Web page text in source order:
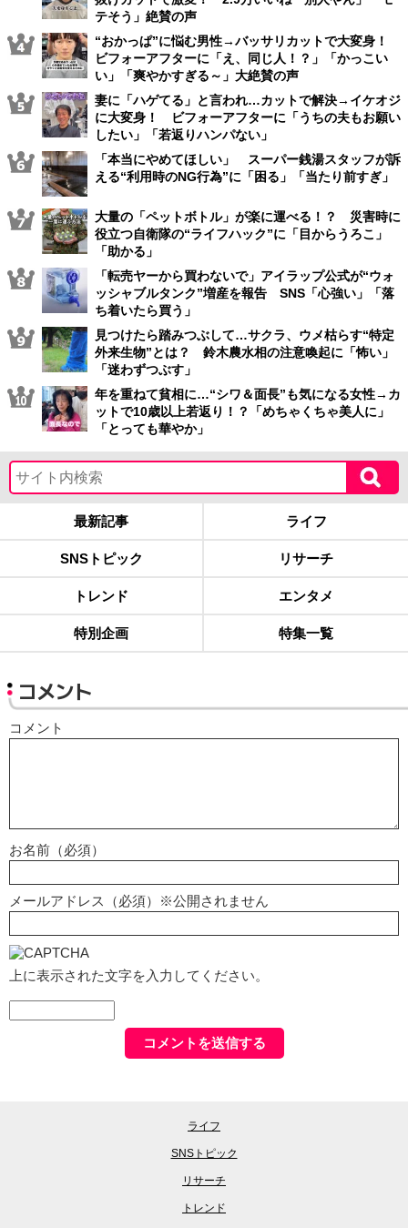
テそう」絶賛の声
“おかっぱ”に悩む男性→バッサリカットで大変身！
ビフォーアフターに「え、同じ人！？」「かっこい
い」「爽やかすぎる～」大絶賛の声
妻に「ハゲてる」と言われ…カットで解決→イケオジ
に大変身！ ビフォーアフターに「うちの夫もお願い
したい」「若返りハンパない」
「本当にやめてほしい」 スーパー銭湯スタッフが訴
える“利用時のNG行為”に「困る」「当たり前すぎ」
大量の「ペットボトル」が楽に運べる！？ 災害時に
役立つ自衛隊の“ライフハック”に「目からうろこ」
「助かる」
「転売ヤーから買わないで」アイラップ公式が“ウォ
ッシャブルタンク”増産を報告 SNS「心強い」「落
ち着いたら買う」
見つけたら踏みつぶして…サクラ、ウメ枯らす“特定
外来生物”とは？ 鈴木農水相の注意喚起に「怖い」
「迷わずつぶす」
年を重ねて貧相に…“シワ＆面長”も気になる女性→カ
ットで10歳以上若返り！？「めちゃくちゃ美人に」
「とっても華やか」
最新記事 ライフ
SNSトピック リサーチ
トレンド エンタメ
特別企画 特集一覧
コメント
コメント
お名前（必須）
メールアドレス（必須）※公開されません
上に表示された文字を入力してください。
ライフ
SNSトピック
リサーチ
トレンド